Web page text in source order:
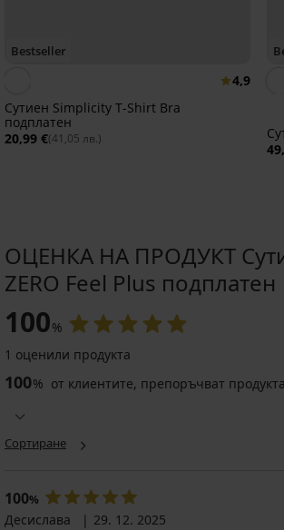
Bestseller
4,9
Сутиен Simplicity T-Shirt Bra
подплатен
20,99 €(41,05 лв.)
ОЦЕНКА НА ПРОДУКТ
ZERO Feel Plus подплатен
100%
1 оценили продукта
100% от клиентите, препоръчват продукта
Сортиране
100%
Десислава
29. 12. 2025